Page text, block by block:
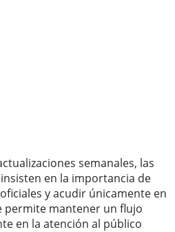
semanales, las
en la importancia de
y acudir únicamente en
permite mantener un flujo
en la atención al público